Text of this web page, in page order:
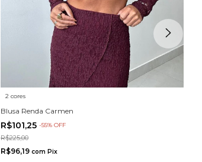
2 cores
Blusa Renda Carmen
R$101,25 -55% OFF
R$225,00
R$96,19 com Pix